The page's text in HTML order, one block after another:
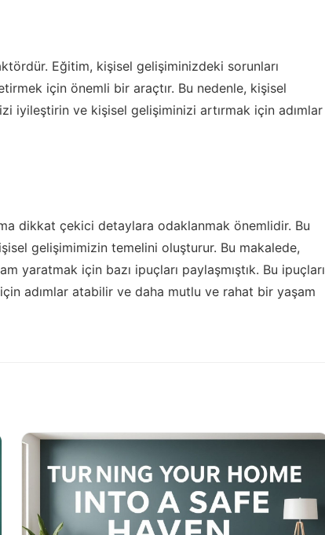
Eğitim, kişisel gelişiminizdeki sorunları
için önemli bir araçtır. Bu nedenle, kişisel
iyileştirin ve kişisel gelişiminizi artırmak için adımlar
dikkat çekici detaylara odaklanmak önemlidir. Bu
gelişimimizin temelini oluşturur. Bu makalede,
yaratmak için bazı ipuçları paylaşmıştık. Bu ipuçları
adımlar atabilir ve daha mutlu ve rahat bir yaşam